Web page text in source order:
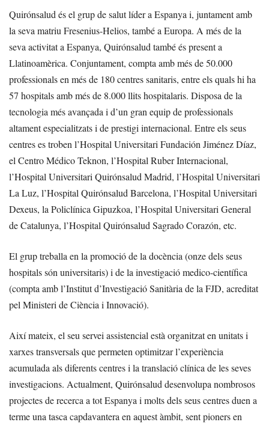
Quirónsalud és el grup de salut líder a Espanya i, juntament amb
la seva matriu Fresenius-Helios, també a Europa. A més de la
seva activitat a Espanya, Quirónsalud també és present a
Llatinoamèrica. Conjuntament, compta amb més de 50.000
professionals en més de 180 centres sanitaris, entre els quals hi ha
57 hospitals amb més de 8.000 llits hospitalaris. Disposa de la
tecnologia més avançada i d’un gran equip de professionals
altament especialitzats i de prestigi internacional. Entre els seus
centres es troben l’Hospital Universitari Fundación Jiménez Díaz,
el Centro Médico Teknon, l’Hospital Ruber Internacional,
l’Hospital Universitari Quirónsalud Madrid, l’Hospital Universitari
La Luz, l’Hospital Quirónsalud Barcelona, l’Hospital Universitari
Dexeus, la Policlínica Gipuzkoa, l’Hospital Universitari General
de Catalunya, l’Hospital Quirónsalud Sagrado Corazón, etc.
El grup treballa en la promoció de la docència (onze dels seus
hospitals són universitaris) i de la investigació medico-científica
(compta amb l’Institut d’Investigació Sanitària de la FJD, acreditat
pel Ministeri de Ciència i Innovació).
Així mateix, el seu servei assistencial està organitzat en unitats i
xarxes transversals que permeten optimitzar l’experiència
acumulada als diferents centres i la translació clínica de les seves
investigacions. Actualment, Quirónsalud desenvolupa nombrosos
projectes de recerca a tot Espanya i molts dels seus centres duen a
terme una tasca capdavantera en aquest àmbit, sent pioners en